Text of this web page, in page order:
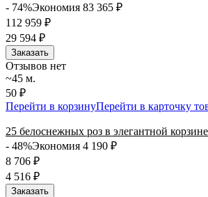
- 74%Экономия 83 365 ₽
112 959 ₽
29 594 ₽
Заказать
Отзывов нет
~45 м.
50 ₽
Перейти в корзинуПерейти в карточку
25 белоснежных роз в элегантной корзине
- 48%Экономия 4 190 ₽
8 706 ₽
4 516 ₽
Заказать